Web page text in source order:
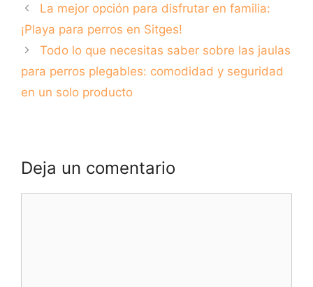
beneficios del
acondicionador
para perros
Seguridad y
Comodidad en el
Viaje
La mejor opción para disfrutar en familia:
¡Playa para perros en Sitges!
Todo lo que necesitas saber sobre las jaulas
para perros plegables: comodidad y seguridad
en un solo producto
Deja un comentario